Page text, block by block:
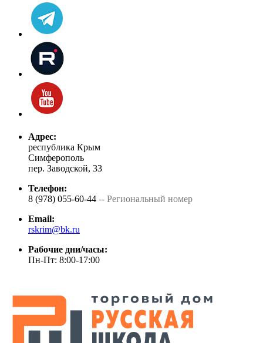
Адрес:
республика Крым
Симферополь
пер. Заводской, 33
Телефон:
8 (978) 055-60-44 -- Региональный номер
Email:
rskrim@bk.ru
Рабочие дни/часы:
Пн-Пт: 8:00-17:00